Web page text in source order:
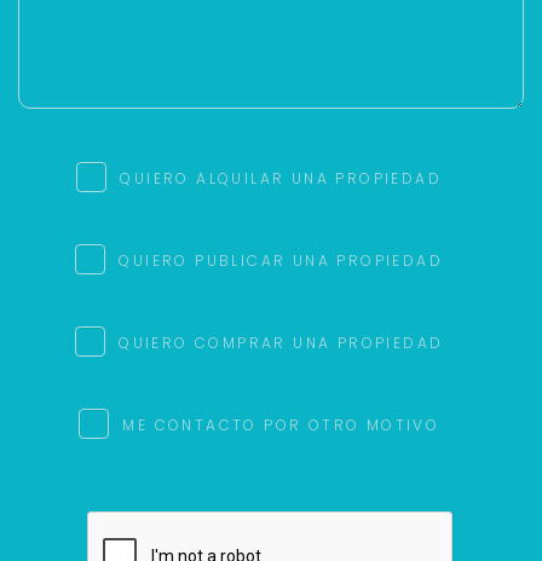
QUIERO ALQUILAR UNA PROPIEDAD
QUIERO PUBLICAR UNA PROPIEDAD
QUIERO COMPRAR UNA PROPIEDAD
ME CONTACTO POR OTRO MOTIVO